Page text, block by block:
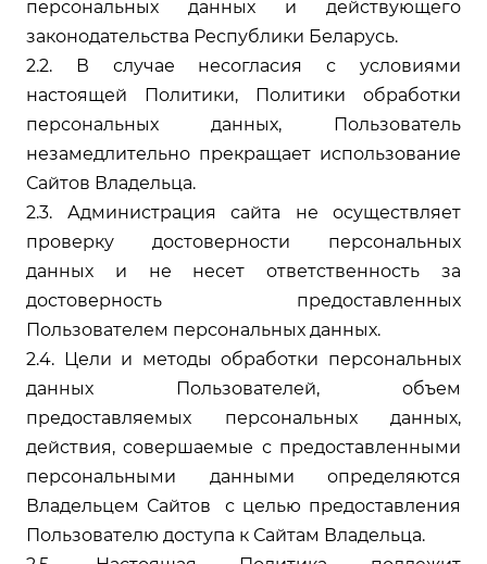
персональных данных и действующего
законодательства Республики Беларусь.
2.2. В случае несогласия с условиями
настоящей Политики, Политики обработки
персональных данных, Пользователь
незамедлительно прекращает использование
Сайтов Владельца.
2.3. Администрация сайта не осуществляет
проверку достоверности персональных
данных и не несет ответственность за
достоверность предоставленных
Пользователем персональных данных.
2.4. Цели и методы обработки персональных
данных Пользователей, объем
предоставляемых персональных данных,
действия, совершаемые с предоставленными
персональными данными определяются
Владельцем Сайтов с целью предоставления
Пользователю доступа к Сайтам Владельца.